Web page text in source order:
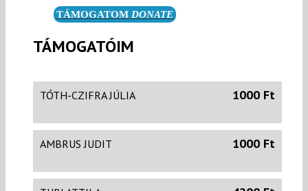
TÁMOGATOM DONATE
TÁMOGATÓIM
TÓTH-CZIFRA JÚLIA 1000 Ft
AMBRUS JUDIT 1000 Ft